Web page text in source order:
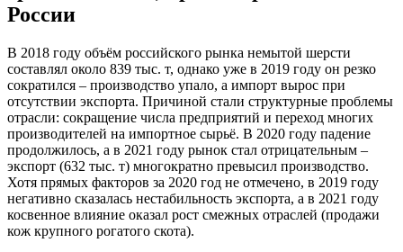
России
В 2018 году объём российского рынка немытой шерсти
составлял около 839 тыс. т, однако уже в 2019 году он резко
сократился – производство упало, а импорт вырос при
отсутствии экспорта. Причиной стали структурные проблемы
отрасли: сокращение числа предприятий и переход многих
производителей на импортное сырьё. В 2020 году падение
продолжилось, а в 2021 году рынок стал отрицательным –
экспорт (632 тыс. т) многократно превысил производство.
Хотя прямых факторов за 2020 год не отмечено, в 2019 году
негативно сказалась нестабильность экспорта, а в 2021 году
косвенное влияние оказал рост смежных отраслей (продажи
кож крупного рогатого скота).